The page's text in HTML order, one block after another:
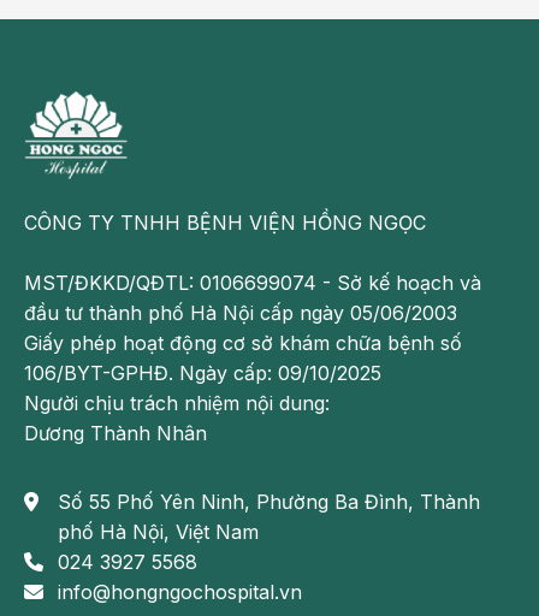
CÔNG TY TNHH BỆNH VIỆN HỒNG NGỌC
MST/ĐKKD/QĐTL: 0106699074 - Sở kế hoạch và
đầu tư thành phố Hà Nội cấp ngày 05/06/2003
Giấy phép hoạt động cơ sở khám chữa bệnh số
106/BYT-GPHĐ. Ngày cấp: 09/10/2025
Người chịu trách nhiệm nội dung:
Dương Thành Nhân
Số 55 Phố Yên Ninh, Phường Ba Đình, Thành
phố Hà Nội, Việt Nam
024 3927 5568
info@hongngochospital.vn